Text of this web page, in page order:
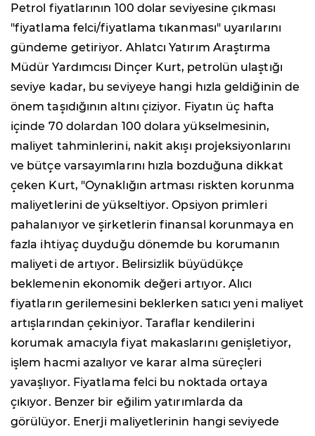
Petrol fiyatlarının 100 dolar seviyesine çıkması
"fiyatlama felci/fiyatlama tıkanması" uyarılarını
gündeme getiriyor. Ahlatcı Yatırım Araştırma
Müdür Yardımcısı Dinçer Kurt, petrolün ulaştığı
seviye kadar, bu seviyeye hangi hızla geldiğinin de
önem taşıdığının altını çiziyor. Fiyatın üç hafta
içinde 70 dolardan 100 dolara yükselmesinin,
maliyet tahminlerini, nakit akışı projeksiyonlarını
ve bütçe varsayımlarını hızla bozduğuna dikkat
çeken Kurt, "Oynaklığın artması riskten korunma
maliyetlerini de yükseltiyor. Opsiyon primleri
pahalanıyor ve şirketlerin finansal korunmaya en
fazla ihtiyaç duyduğu dönemde bu korumanın
maliyeti de artıyor. Belirsizlik büyüdükçe
beklemenin ekonomik değeri artıyor. Alıcı
fiyatların gerilemesini beklerken satıcı yeni maliyet
artışlarından çekiniyor. Taraflar kendilerini
korumak amacıyla fiyat makaslarını genişletiyor,
işlem hacmi azalıyor ve karar alma süreçleri
yavaşlıyor. Fiyatlama felci bu noktada ortaya
çıkıyor. Benzer bir eğilim yatırımlarda da
görülüyor. Enerji maliyetlerinin hangi seviyede